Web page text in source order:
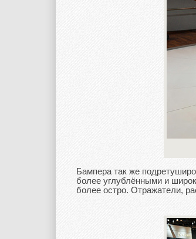
Бампера так же
более углублёнными и
более остро. Отражатели,